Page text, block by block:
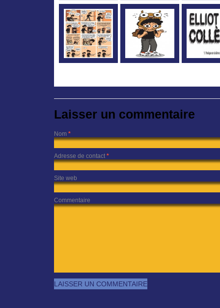
Laisser un commentaire
Nom *
Adresse de contact *
Site web
Commentaire